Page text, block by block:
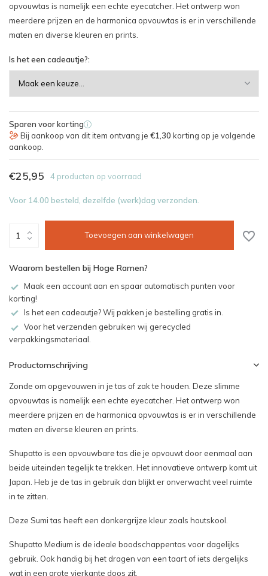
opvouwtas is namelijk een echte eyecatcher. Het ontwerp won
meerdere prijzen en de harmonica opvouwtas is er in verschillende
maten en diverse kleuren en prints.
Is het een cadeautje?:
Sparen voor korting i
Bij aankoop van dit item ontvang je €1,30 korting op je volgende
aankoop.
€25,95 4 producten op voorraad
Voor 14.00 besteld, dezelfde (werk)dag verzonden.
Toevoegen aan winkelwagen
Waarom bestellen bij Hoge Ramen?
Maak een account aan en spaar automatisch punten voor
korting!
Is het een cadeautje? Wij pakken je bestelling gratis in.
Voor het verzenden gebruiken wij gerecycled
verpakkingsmateriaal.
Productomschrijving
Zonde om opgevouwen in je tas of zak te houden. Deze slimme
opvouwtas is namelijk een echte eyecatcher. Het ontwerp won
meerdere prijzen en de harmonica opvouwtas is er in verschillende
maten en diverse kleuren en prints.
Shupatto is een opvouwbare tas die je opvouwt door eenmaal aan
beide uiteinden tegelijk te trekken. Het innovatieve ontwerp komt uit
Japan. Heb je de tas in gebruik dan blijkt er onverwacht veel ruimte
in te zitten.
Deze Sumi tas heeft een donkergrijze kleur zoals houtskool.
Shupatto Medium is de ideale boodschappentas voor dagelijks
gebruik. Ook handig bij het dragen van een taart of iets dergelijks
wat in een grote vierkante doos zit.